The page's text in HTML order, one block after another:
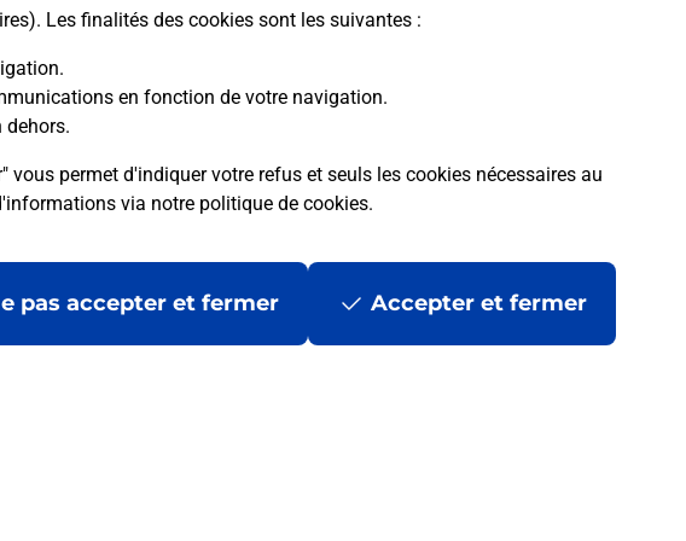
Les finalités des cookies sont les suivantes :
en fonction de votre navigation.
dehors.
permet d'indiquer votre refus et seuls les cookies nécessaires au
via notre politique de cookies.
pas accepter et fermer Accepter et fermer